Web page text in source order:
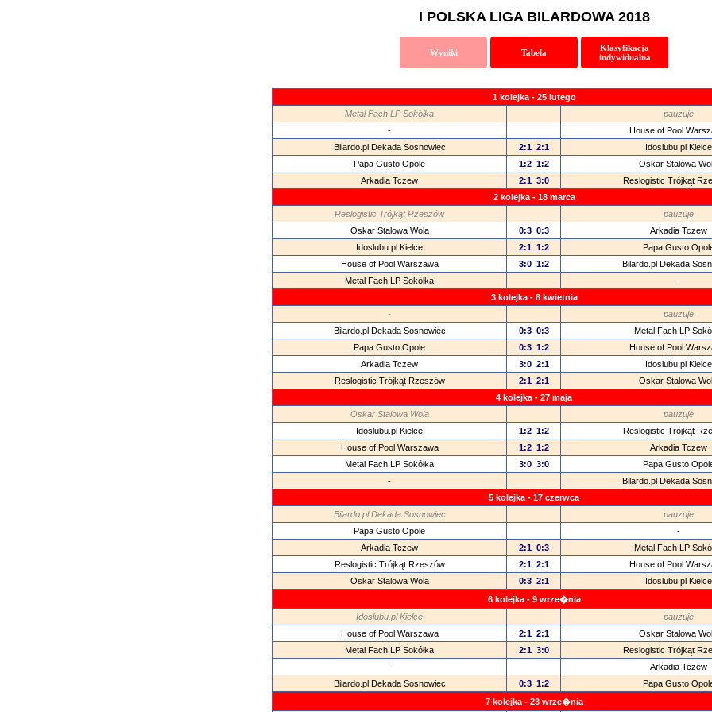
I POLSKA LIGA BILARDOWA 2018
Wyniki Tabela
Klasyfikacja
indywidualna
1 kolejka - 25 lutego
Metal Fach LP Sokółka
pauzuje
-
House of Pool
Bilardo.pl Dekada Sosnowiec
2:1 2:1
Idoslubu.pl Kielce
Papa Gusto Opole
1:2 1:2
Oskar Stalowa
Arkadia Tczew
2:1 3:0
Reslogistic Trójkąt
2 kolejka - 18 marca
Reslogistic Trójkąt Rzeszów
pauzuje
Oskar Stalowa Wola
0:3 0:3
Arkadia Tczew
Idoslubu.pl Kielce
2:1 1:2
Papa Gusto
House of Pool Warszawa
3:0 1:2
Bilardo.pl Dekada
Metal Fach LP Sokółka
-
3 kolejka - 8 kwietnia
-
pauzuje
Bilardo.pl Dekada Sosnowiec
0:3 0:3
Metal Fach LP
Papa Gusto Opole
0:3 1:2
House of Pool
Arkadia Tczew
3:0 2:1
Idoslubu.pl Kielce
Reslogistic Trójkąt Rzeszów
2:1 2:1
Oskar Stalowa
4 kolejka - 27 maja
Oskar Stalowa Wola
pauzuje
Idoslubu.pl Kielce
1:2 1:2
Reslogistic Trójkąt
House of Pool Warszawa
1:2 1:2
Arkadia Tczew
Metal Fach LP Sokółka
3:0 3:0
Papa Gusto
-
Bilardo.pl Dekada
5 kolejka - 17 czerwca
Bilardo.pl Dekada Sosnowiec
pauzuje
Papa Gusto Opole
-
Arkadia Tczew
2:1 0:3
Metal Fach LP
Reslogistic Trójkąt Rzeszów
2:1 2:1
House of Pool
Oskar Stalowa Wola
0:3 2:1
Idoslubu.pl Kielce
6 kolejka - 9 wrze�nia
Idoslubu.pl Kielce
pauzuje
House of Pool Warszawa
2:1 2:1
Oskar Stalowa
Metal Fach LP Sokółka
2:1 3:0
Reslogistic Trójkąt
-
Arkadia Tczew
Bilardo.pl Dekada Sosnowiec
0:3 1:2
Papa Gusto
7 kolejka - 23 wrze�nia